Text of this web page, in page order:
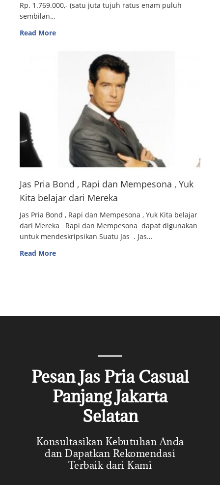
Rp. 1.769.000,- (satu juta tujuh ratus enam puluh
sembilan…
Read More
Jas Pria Bond , Rapi dan Mempesona , Yuk
Kita belajar dari Mereka
Jas Pria Bond , Rapi dan Mempesona , Yuk Kita belajar
dari Mereka Rapi dan Mempesona dapat digunakan
untuk mendeskripsikan Suatu Jas . Jas…
Read More
Pesan Jas Pria Casual
Panjang Jakarta
Selatan
Konsultasikan Kebutuhan Anda
dan Dapatkan Rekomendasi
Terbaik dari Kami